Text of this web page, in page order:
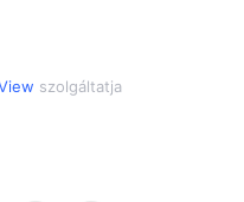
szolgáltatja